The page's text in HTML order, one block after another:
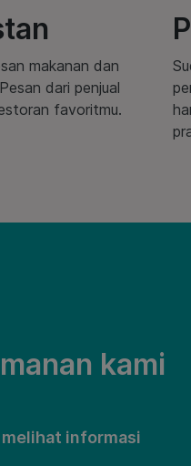
makanan dan
dari penjual
favoritmu.
kami
informasi